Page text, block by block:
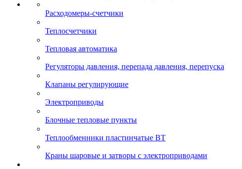
Расходомеры-счетчики
Теплосчетчики
Тепловая автоматика
Регуляторы давления, перепада давления, перепуска
Клапаны регулирующие
Электроприводы
Блочные тепловые пункты
Теплообменники пластинчатые ВТ
Краны шаровые и затворы с электроприводами